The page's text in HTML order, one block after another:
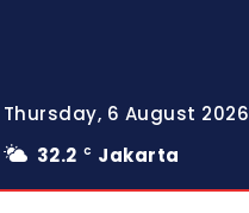
Thursday, 6 August 2026
32.2 C Jakarta